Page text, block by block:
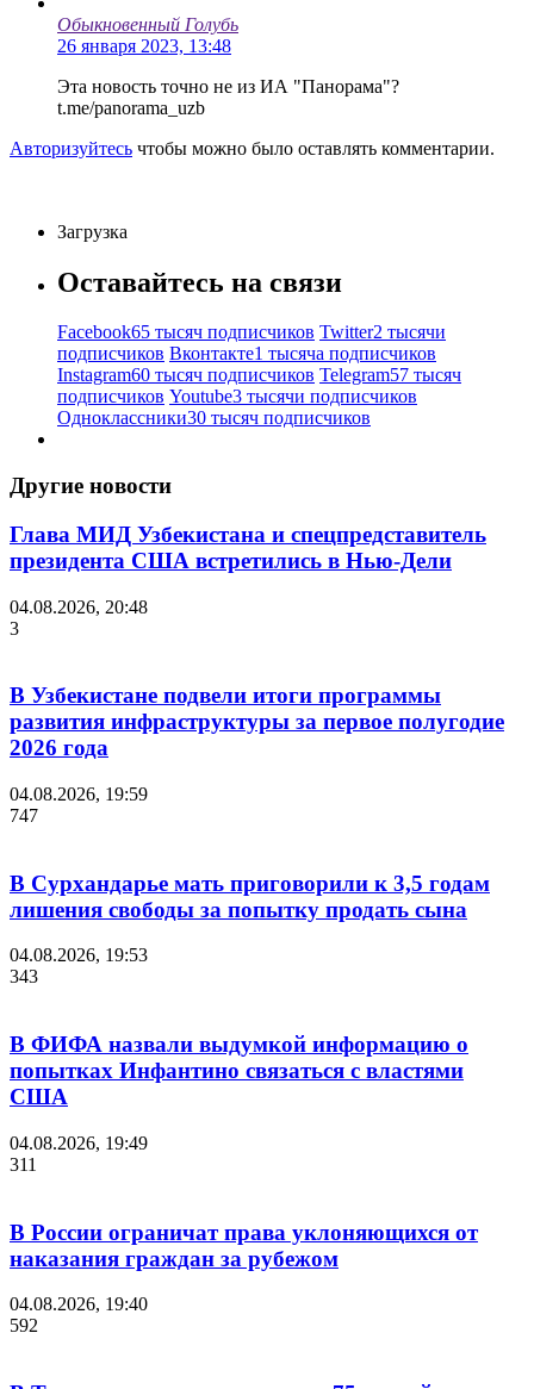
Обыкновенный Голубь
26 января 2023, 13:48
Эта новость точно не из ИА "Панорама"?
t.me/panorama_uzb
Авторизуйтесь чтобы можно было оставлять комментарии.
Загрузка
Оставайтесь на связи
Facebook65 тысяч подписчиков Twitter2 тысячи
подписчиков Вконтакте1 тысяча подписчиков
Instagram60 тысяч подписчиков Telegram57 тысяч
подписчиков Youtube3 тысячи подписчиков
Одноклассники30 тысяч подписчиков
Другие новости
Глава МИД Узбекистана и спецпредставитель
президента США встретились в Нью-Дели
04.08.2026, 20:48
3
В Узбекистане подвели итоги программы
развития инфраструктуры за первое полугодие
2026 года
04.08.2026, 19:59
747
В Сурхандарье мать приговорили к 3,5 годам
лишения свободы за попытку продать сына
04.08.2026, 19:53
343
В ФИФА назвали выдумкой информацию о
попытках Инфантино связаться с властями
США
04.08.2026, 19:49
311
В России ограничат права уклоняющихся от
наказания граждан за рубежом
04.08.2026, 19:40
592